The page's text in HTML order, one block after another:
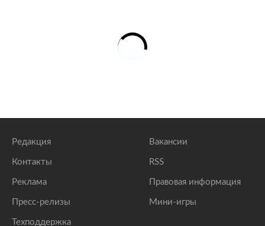
Редакция
Контакты
Реклама
Пресс-релизы
Техподдержка
Вакансии
RSS
Правовая информация
Мини-игры